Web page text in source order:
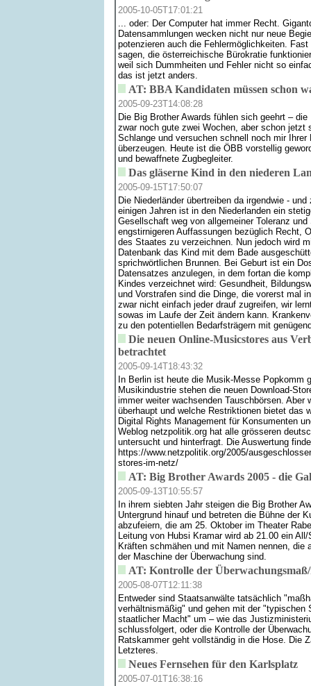
2005-10-05T17:01:21
... oder: Der Computer hat immer Recht.
Datensammlungen wecken nicht nur neue
potenzieren auch die Fehlermöglichkeiten.
sagen, die österreichische Bürokratie
weil sich Dummheiten und Fehler nicht so
das ist jetzt anders.
AT: BBA Kandidaten müssen schon
2005-09-23T14:08:28
Die Big Brother Awards fühlen sich geehrt – die
zwar noch gute zwei Wochen, aber schon jetzt
Schlange und versuchen schnell noch mir Ihrer
überzeugen. Heute ist die ÖBB vorstellig
und bewaffnete Zugbegleiter.
Das gläserne Kind in den niederen
2005-09-15T17:50:07
Die Niederländer übertreiben da irgendwie -
einigen Jahren ist in den Niederlanden ein
Gesellschaft weg von allgemeiner Toleranz
engstirnigeren Auffassungen bezüglich Recht,
des Staates zu verzeichnen. Nun jedoch wird
Datenbank das Kind mit dem Bade
sprichwörtlichen Brunnen. Bei Geburt ist ein
Datensatzes anzulegen, in dem fortan die
Kindes verzeichnet wird: Gesundheit,
und Vorstrafen sind die Dinge, die vorerst mal
zwar nicht einfach jeder drauf zugreifen, wir
sowas im Laufe der Zeit ändern kann.
zu den potentiellen Bedarfsträgern mit
Die neuen Online-Musicstores aus
betrachtet
2005-09-14T18:43:32
In Berlin ist heute die Musik-Messe Popkomm
Musikindustrie stehen die neuen Download-
immer weiter wachsenden Tauschbörsen. Aber
überhaupt und welche Restriktionen bietet das
Digital Rights Management für Konsumenten
Weblog netzpolitik.org hat alle grösseren
untersucht und hinterfragt. Die Auswertung
https://www.netzpolitik.org/2005/
stores-im-netz/
AT: Big Brother Awards 2005 - die
2005-09-13T10:55:57
In ihrem siebten Jahr steigen die Big Brother
Untergrund hinauf und betreten die Bühne der
abzufeiern, die am 25. Oktober im Theater
Leitung von Hubsi Kramar wird ab 21.00 ein
Kräften schmähen und mit Namen nennen, die
der Maschine der Überwachung sind.
AT: Kontrolle der
2005-08-07T12:11:38
Entweder sind Staatsanwälte tatsächlich
verhältnismäßig" und gehen mit der "typischen
staatlicher Macht" um – wie das
schlussfolgert, oder die Kontrolle der
Ratskammer geht vollständig in die Hose. Die
Letzteres.
Neues Fernsehen für den Karlsplatz
2005-07-01T16:38:16